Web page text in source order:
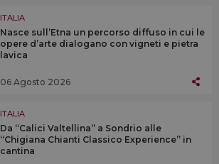
ITALIA
Nasce sull’Etna un percorso diffuso in cui le
opere d’arte dialogano con vigneti e pietra
lavica
06 Agosto 2026
ITALIA
Da “Calici Valtellina” a Sondrio alle
“Chigiana Chianti Classico Experience” in
cantina